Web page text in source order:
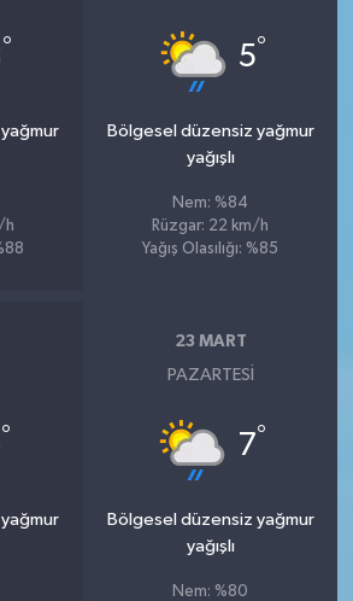
°
h
5°
Bölgesel düzensiz yağmur
yağışlı
Nem: %84
Rüzgar: 22 km/h
Yağış Olasılığı: %85
°
23 MART
PAZARTESI
7°
Bölgesel düzensiz yağmur
yağışlı
Nem: %80